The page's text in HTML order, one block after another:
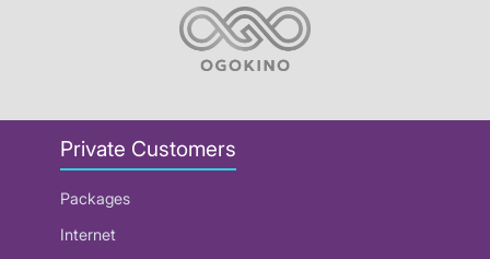
Private Customers
Packages
Internet